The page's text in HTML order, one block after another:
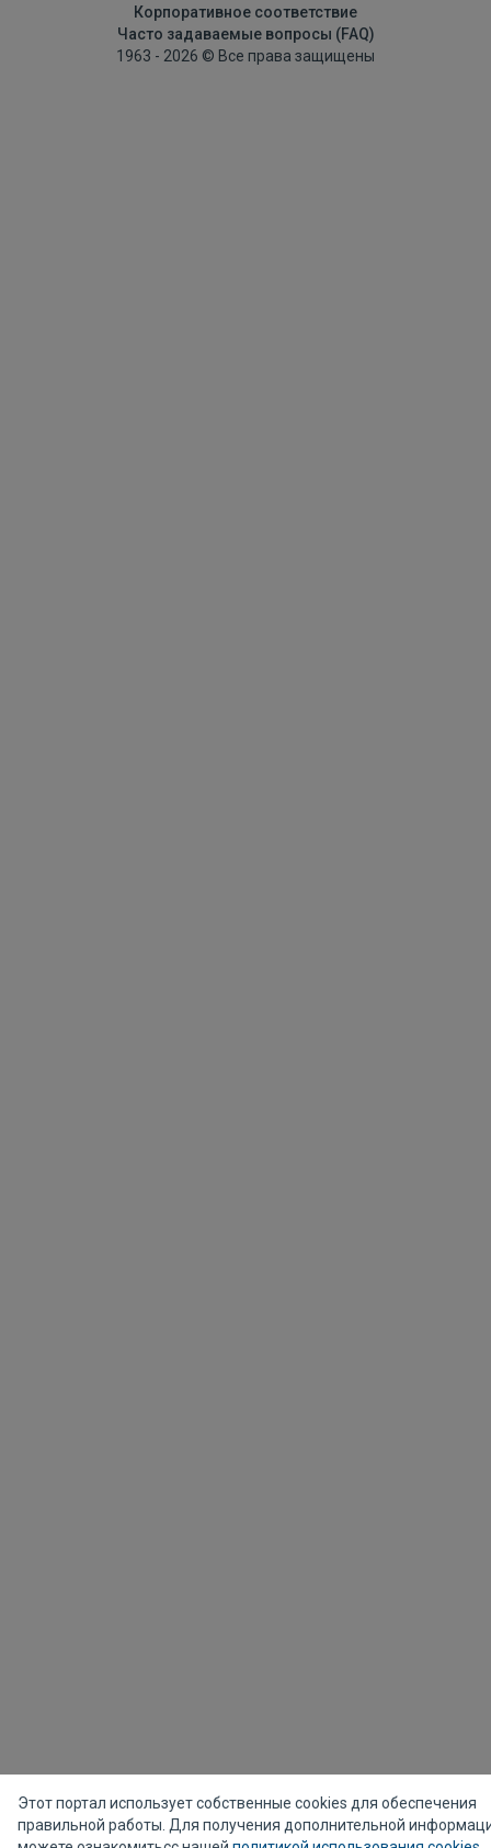
Корпоративное соответствие
Часто задаваемые вопросы (FAQ)
1963 - 2026 © Все права защищены
Этот портал использует собственные cookies для обеспечения
правильной работы. Для получения дополнительной